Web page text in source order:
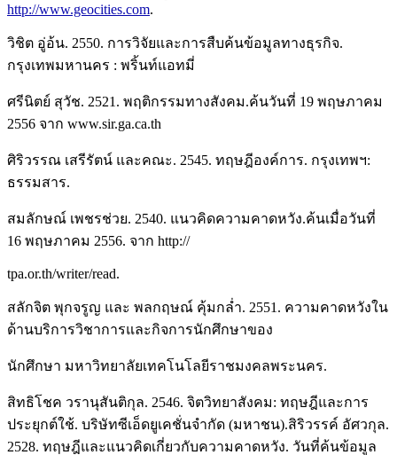
http://www.geocities.com.
วิชิต อู่อ้น. 2550. การวิจัยและการสืบค้นข้อมูลทางธุรกิจ.
กรุงเทพมหานคร : พริ้นท์แอทมี่
ศรีนิตย์ สุวัช. 2521. พฤติกรรมทางสังคม.ค้นวันที่ 19 พฤษภาคม
2556 จาก www.sir.ga.ca.th
ศิริวรรณ เสรีรัตน์ และคณะ. 2545. ทฤษฎีองค์การ. กรุงเทพฯ:
ธรรมสาร.
สมลักษณ์ เพชรช่วย. 2540. แนวคิดความคาดหวัง.ค้นเมื่อวันที่
16 พฤษภาคม 2556. จาก http://
tpa.or.th/writer/read.
สลักจิต พุกจรูญ และ พลกฤษณ์ คุ้มกล่ำ. 2551. ความคาดหวังใน
ด้านบริการวิชาการและกิจการนักศึกษาของ
นักศึกษา มหาวิทยาลัยเทคโนโลยีราชมงคลพระนคร.
สิทธิโชค วรานุสันติกุล. 2546. จิตวิทยาสังคม: ทฤษฎีและการ
ประยุกต์ใช้. บริษัทซีเอ็ดยูเคชั่นจำกัด (มหาชน).สิริวรรค์ อัศวกุล.
2528. ทฤษฎีและแนวคิดเกี่ยวกับความคาดหวัง. วันที่ค้นข้อมูล